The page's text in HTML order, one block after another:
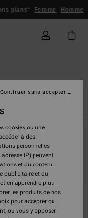
plans* Femme Homme
seront
cookies ou une
à des
personnelles
IP) peuvent
et du contenu
publicitaire et du
en apprendre plus
les produits de nos
pour accepter ou
ou vous y opposer
Continuer sans accepter